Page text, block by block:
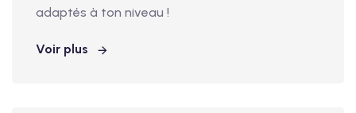
adaptés à ton niveau !
Voir plus